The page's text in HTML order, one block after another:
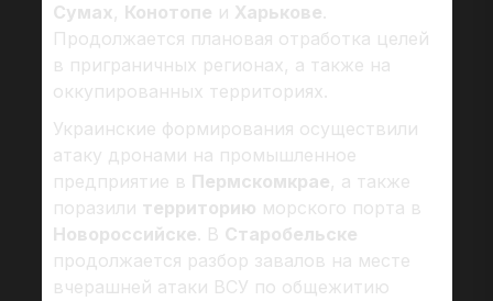
Сумах, Конотопе и Харькове.
Продолжается плановая отработка целей
в приграничных регионах, а также на
оккупированных территориях.
Украинские формирования осуществили
атаку дронами на промышленное
предприятие в Пермскомкрае, а также
поразили территорию морского порта в
Новороссийске. В Старобельске
продолжается разбор завалов на месте
вчерашней атаки ВСУ по общежитию